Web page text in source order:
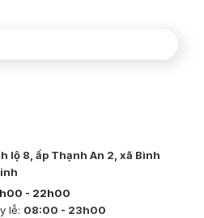
lộ 8, ấp Thạnh An 2, xã Bình
- 22h00
lễ: 08:00 - 23h00